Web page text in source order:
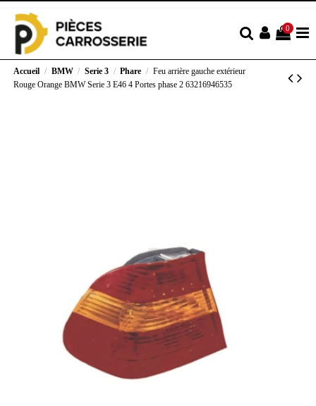
0
Accueil BMW Serie 3 Phare
Feu arrière gauche extérieur
Rouge Orange BMW Serie 3 E46 4 Portes phase 2 63216946535